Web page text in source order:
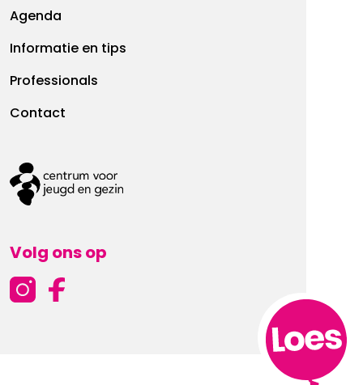
Agenda
Informatie en tips
Professionals
Contact
Volg ons op